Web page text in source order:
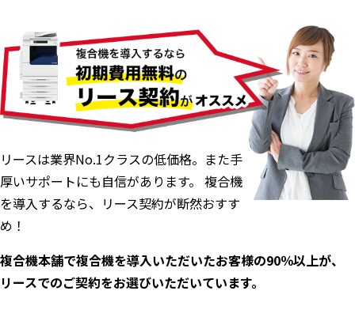
リースは業界No.1クラスの低価格。また手
厚いサポートにも自信があります。 複合機
を導入するなら、リース契約が断然おすす
め！
複合機本舗で複合機を導入いただいたお客様の90％以上が、
リースでのご契約をお選びいただいています。